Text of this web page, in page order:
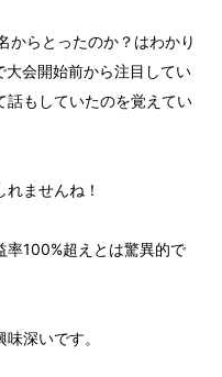
からとったのか？はわかり
大会開始前から注目してい
話もしていたのを覚えてい
ませんね！
率100%超えとは驚異的で
深いです。